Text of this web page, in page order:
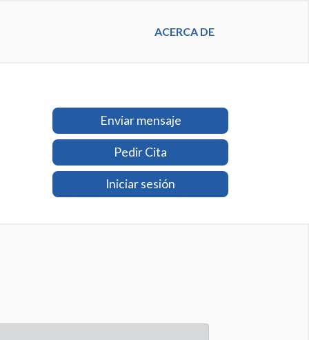
ACERCA DE
Enviar mensaje
Pedir Cita
Iniciar sesión